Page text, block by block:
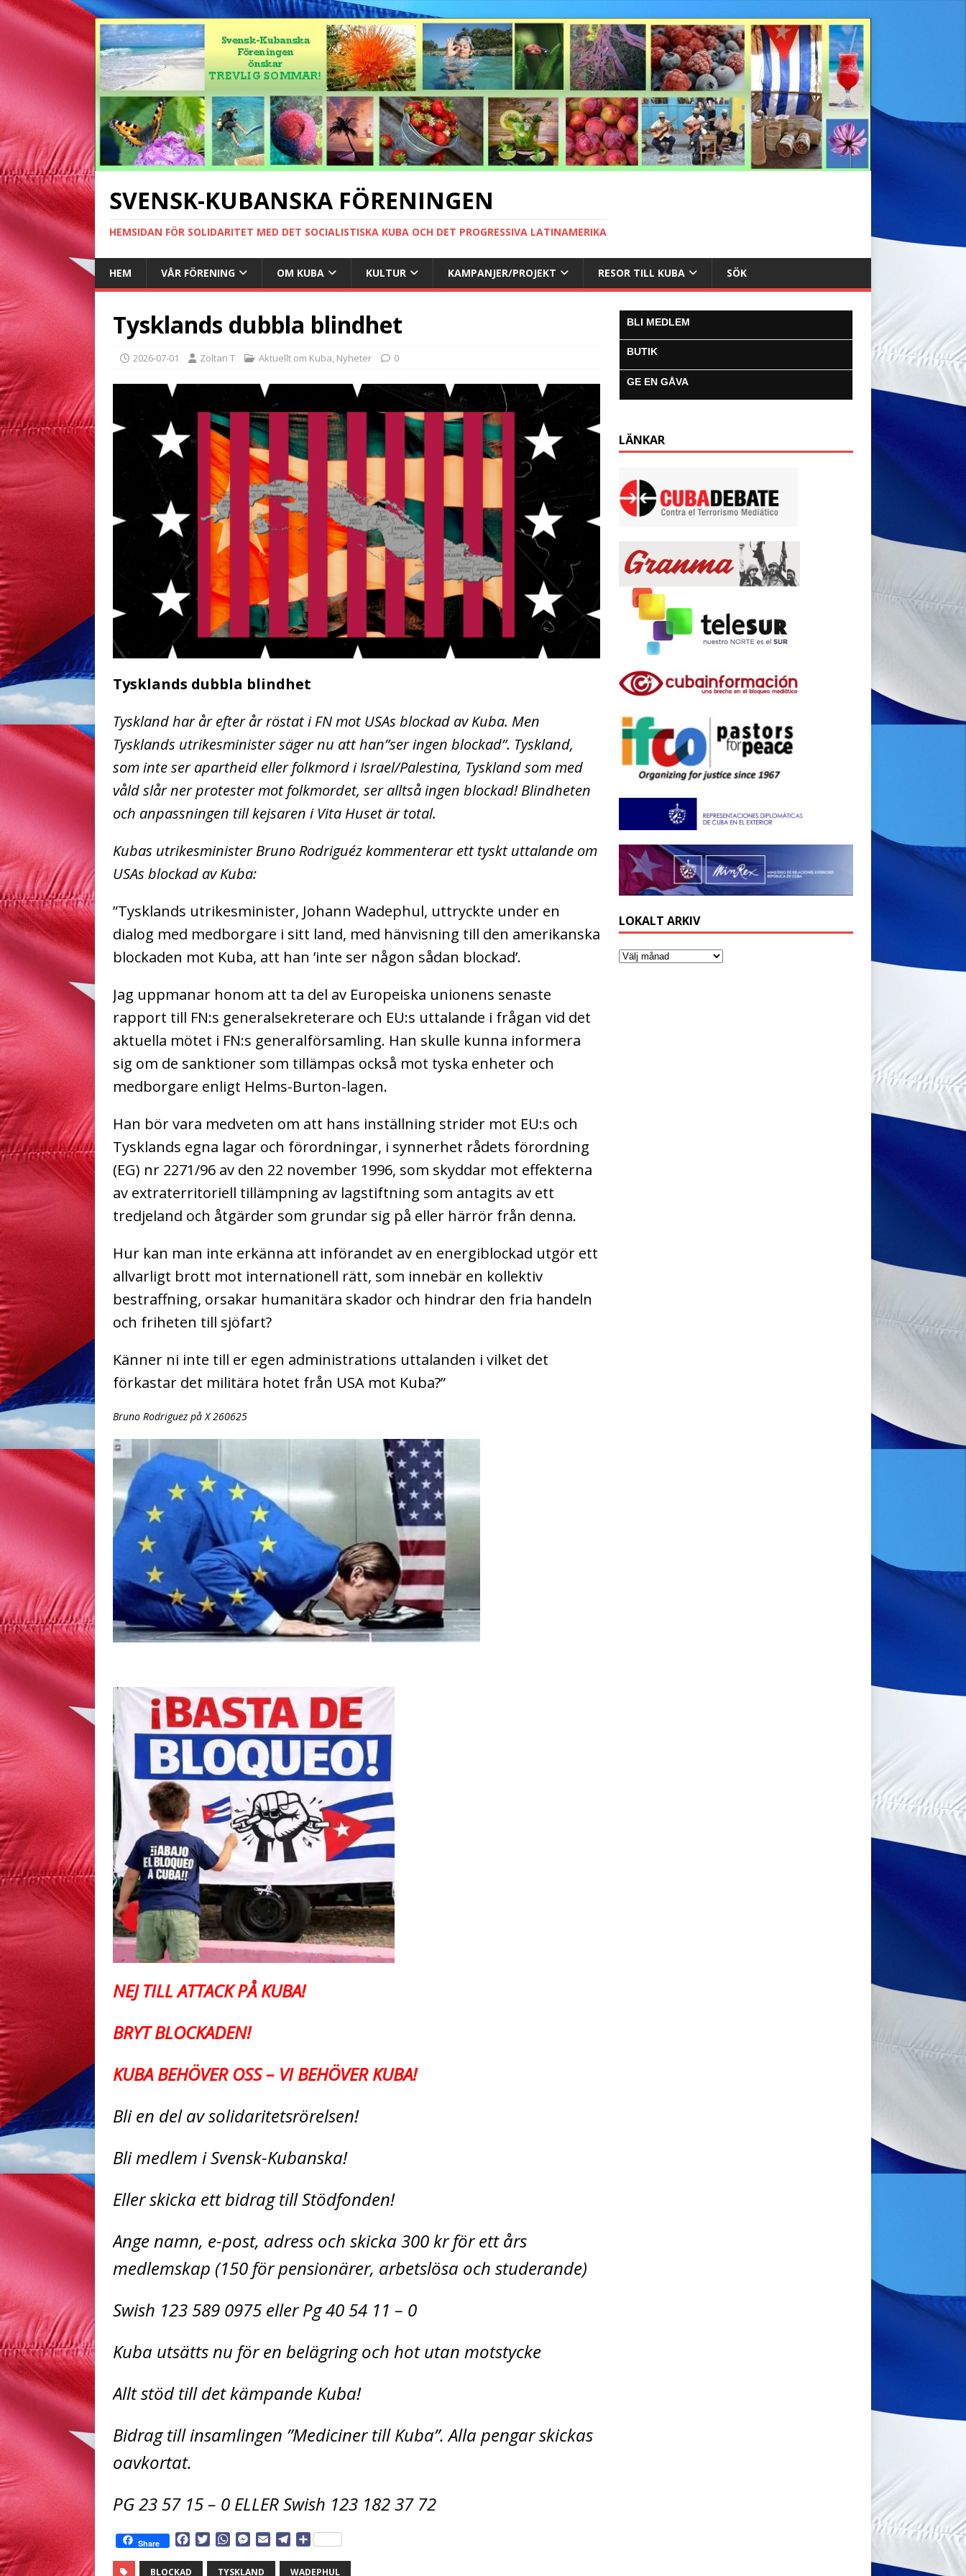
SVENSK-KUBANSKA FÖRENINGEN
HEMSIDAN FÖR SOLIDARITET MED DET SOCIALISTISKA KUBA OCH DET PROGRESSIVA LATINAMERIKA
HEM VÅR FÖRENING OM KUBA KULTUR KAMPANJER/PROJEKT RESOR TILL KUBA SÖK
Tysklands dubbla blindhet
2026-07-01 Zoltan T Aktuellt om Kuba, Nyheter 0
Tysklands dubbla blindhet
Tyskland har år efter år röstat i FN mot USAs blockad av Kuba. Men
Tysklands utrikesminister säger nu att han”ser ingen blockad”. Tyskland,
som inte ser apartheid eller folkmord i Israel/Palestina, Tyskland som med
våld slår ner protester mot folkmordet, ser alltså ingen blockad! Blindheten
och anpassningen till kejsaren i Vita Huset är total.
Kubas utrikesminister Bruno Rodriguéz kommenterar ett tyskt uttalande om
USAs blockad av Kuba:
”Tysklands utrikesminister, Johann Wadephul, uttryckte under en
dialog med medborgare i sitt land, med hänvisning till den amerikanska
blockaden mot Kuba, att han ’inte ser någon sådan blockad’.
Jag uppmanar honom att ta del av Europeiska unionens senaste
rapport till FN:s generalsekreterare och EU:s uttalande i frågan vid det
aktuella mötet i FN:s generalförsamling. Han skulle kunna informera
sig om de sanktioner som tillämpas också mot tyska enheter och
medborgare enligt Helms-Burton-lagen.
Han bör vara medveten om att hans inställning strider mot EU:s och
Tysklands egna lagar och förordningar, i synnerhet rådets förordning
(EG) nr 2271/96 av den 22 november 1996, som skyddar mot effekterna
av extraterritoriell tillämpning av lagstiftning som antagits av ett
tredjeland och åtgärder som grundar sig på eller härrör från denna.
Hur kan man inte erkänna att införandet av en energiblockad utgör ett
allvarligt brott mot internationell rätt, som innebär en kollektiv
bestraffning, orsakar humanitära skador och hindrar den fria handeln
och friheten till sjöfart?
Känner ni inte till er egen administrations uttalanden i vilket det
förkastar det militära hotet från USA mot Kuba?”
Bruno Rodriguez på X 260625
NEJ TILL ATTACK PÅ KUBA!
BRYT BLOCKADEN!
KUBA BEHÖVER OSS – VI BEHÖVER KUBA!
Bli en del av solidaritetsrörelsen!
Bli medlem i Svensk-Kubanska!
Eller skicka ett bidrag till Stödfonden!
Ange namn, e-post, adress och skicka 300 kr för ett års
medlemskap (150 för pensionärer, arbetslösa och studerande)
Swish 123 589 0975 eller Pg 40 54 11 – 0
Kuba utsätts nu för en belägring och hot utan motstycke
Allt stöd till det kämpande Kuba!
Bidrag till insamlingen ”Mediciner till Kuba”. Alla pengar skickas
oavkortat.
PG 23 57 15 – 0 ELLER Swish 123 182 37 72
Share
c
W
a
M
s
l
D
l
BLOCKAD TYSKLAND WADEPHUL
BLI MEDLEM
BUTIK
GE EN GÅVA
LÄNKAR
LOKALT ARKIV